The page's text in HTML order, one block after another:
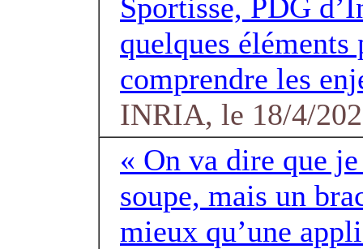
Sportisse, PDG
quelques
comprendre les
INRIA, le 18/4/
« On va dire que
soupe, mais un
mieux qu’une